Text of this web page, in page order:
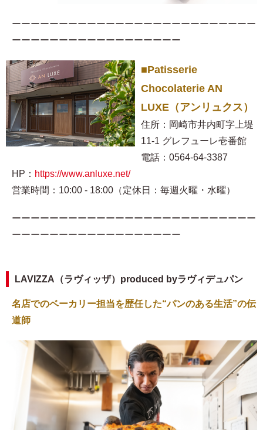
ーーーーーーーーーーーーーーーーーーーーーーーーーー
ーーーーーーーーーーーーーーーーーー
■Patisserie
Chocolaterie AN
LUXE（アンリュクス）
住所：岡崎市井内町字上堤
11-1 グレフューレ壱番館
電話：0564-64-3387
HP： https://www.anluxe.net/
営業時間：10:00 - 18:00（定休日：毎週火曜・水曜）
ーーーーーーーーーーーーーーーーーーーーーーーーーー
ーーーーーーーーーーーーーーーーーー
LAVIZZA（ラヴィッザ）produced byラヴィデュパン
名店でのベーカリー担当を歴任した“パンのある生活”の伝
道師